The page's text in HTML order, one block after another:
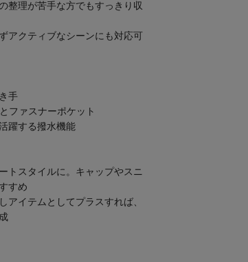
整理が苦手な方でもすっきり収
アクティブなシーンにも対応可
手
ファスナーポケット
躍する撥水機能
トスタイルに。キャップやスニ
すめ
アイテムとしてプラスすれば、